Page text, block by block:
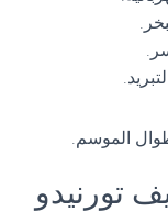
الموسم.
تورنيدو